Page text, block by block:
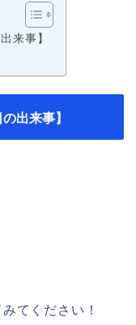
来事】
出来事】
てください！